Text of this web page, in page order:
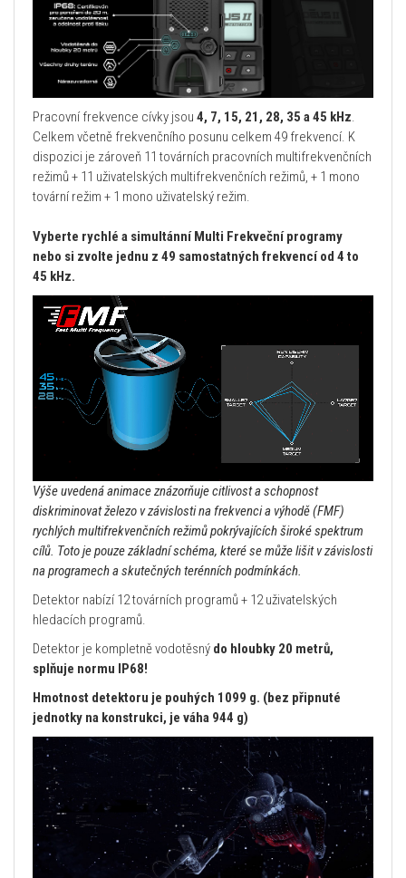
Pracovní frekvence cívky jsou 4, 7, 15, 21, 28, 35 a 45 kHz.
Celkem včetně frekvenčního posunu celkem 49 frekvencí. K
dispozici je zároveň 11 továrních pracovních multifrekvenčních
režimů + 11 uživatelských multifrekvenčních režimů, + 1 mono
tovární režim + 1 mono uživatelský režim.
Vyberte rychlé a simultánní Multi Frekveční programy
nebo si zvolte jednu z 49 samostatných frekvencí od 4 to
45 kHz.
Výše uvedená animace znázorňuje citlivost a schopnost
diskriminovat železo v závislosti na frekvenci a výhodě (FMF)
rychlých multifrekvenčních režimů pokrývajících široké spektrum
cílů. Toto je pouze základní schéma, které se může lišit v závislosti
na programech a skutečných terénních podmínkách.
Detektor nabízí 12 továrních programů + 12 uživatelských
hledacích programů.
Detektor je kompletně vodotěsný do hloubky 20 metrů,
splňuje normu IP68!
Hmotnost detektoru je pouhých 1099 g. (bez připnuté
jednotky na konstrukci, je váha 944 g)